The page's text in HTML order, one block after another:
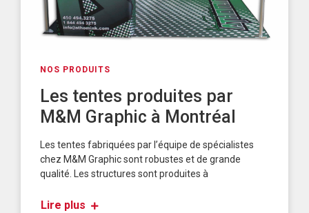
NOS PRODUITS
Les tentes produites par
M&M Graphic à Montréal
Les tentes fabriquées par l’équipe de spécialistes
chez M&M Graphic sont robustes et de grande
qualité. Les structures sont produites à
Lire plus